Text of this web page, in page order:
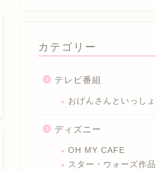
カテゴリー
テレビ番組
おげんさんといっしょ
ディズニー
OH MY CAFE
スター・ウォーズ作品